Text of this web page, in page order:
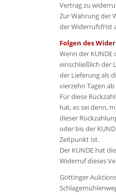
Vertrag zu
Zur Wahrung der
der Widerrufsfrist
Folgen des
Wenn der
einschließlich der
der Lieferung als
vierzehn Tagen
Für diese
hat, es sei denn,
dieser
oder bis der
Zeitpunkt ist.
Der KUNDE hat
Widerruf dieses
Göttinger